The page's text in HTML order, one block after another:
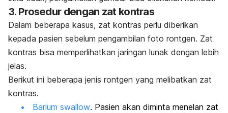
3. Prosedur dengan zat kontras
Dalam beberapa kasus, zat kontras perlu diberikan
kepada pasien sebelum pengambilan foto rontgen. Zat
kontras bisa memperlihatkan jaringan lunak dengan lebih
jelas.
Berikut ini beberapa jenis rontgen yang melibatkan zat
kontras.
Barium swallow. Pasien akan diminta menelan zat